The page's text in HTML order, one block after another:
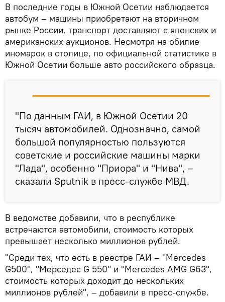
В последние годы в Южной Осетии наблюдается
автобум – машины приобретают на вторичном
рынке России, транспорт доставляют с японских и
американских аукционов. Несмотря на обилие
иномарок в столице, по официальной статистике в
Южной Осетии больше авто российского образца.
"По данным ГАИ, в Южной Осетии 20
тысяч автомобилей. Однозначно, самой
большой популярностью пользуются
советские и российские машины марки
"Лада", особенно "Приора" и "Нива", –
сказали Sputnik в пресс-службе МВД.
В ведомстве добавили, что в республике
встречаются автомобили, стоимость которых
превышает несколько миллионов рублей.
"Среди тех, что есть в реестре ГАИ – "Mercedes
G500", "Мерседес G 550" и "Mercedes AMG G63",
стоимость которых доходит до нескольких
миллионов рублей", – добавили в пресс-службе.